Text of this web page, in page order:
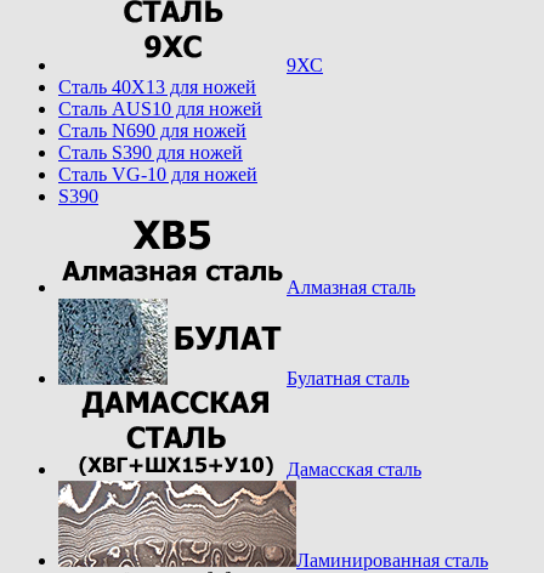
9ХС
Cталь 40Х13 для ножей
Cталь AUS10 для ножей
Cталь N690 для ножей
Cталь S390 для ножей
Cталь VG-10 для ножей
S390
Алмазная сталь
Булатная сталь
Дамасская сталь
Ламинированная сталь